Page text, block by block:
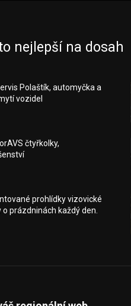
nejlepší na dosah
Polaštík, automyčka a
vozidel
čtyřkolky,
prohlídky vizovické
o prázdninách každý den.